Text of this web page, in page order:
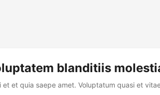
blanditiis
et quia saepe amet. Voluptatum quasi et